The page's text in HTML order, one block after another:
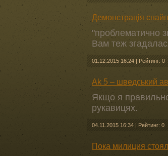
Демонстрація
"проблематично
Вам теж
01.12.2015 16:24 | Рейтинг: 0
Ak 5 – шведський
Якщо я
рукавицях.
04.11.2015 16:34 | Рейтинг: 0
Пока милиция